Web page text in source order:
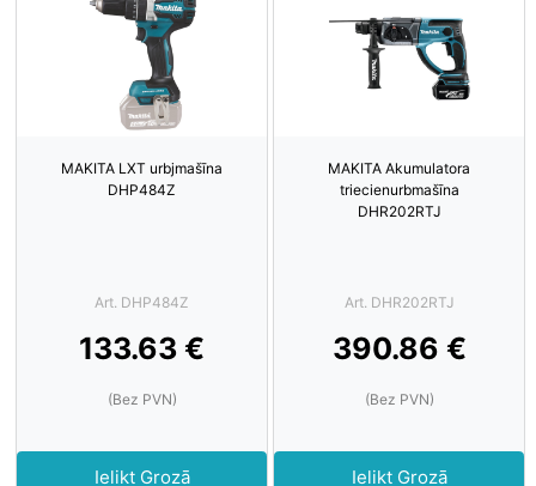
MAKITA LXT urbjmašīna
DHP484Z
Art. DHP484Z
133.63 €
(Bez PVN)
Ielikt Grozā
MAKITA Akumulatora
triecienurbmašīna
DHR202RTJ
Art. DHR202RTJ
390.86 €
(Bez PVN)
Ielikt Grozā